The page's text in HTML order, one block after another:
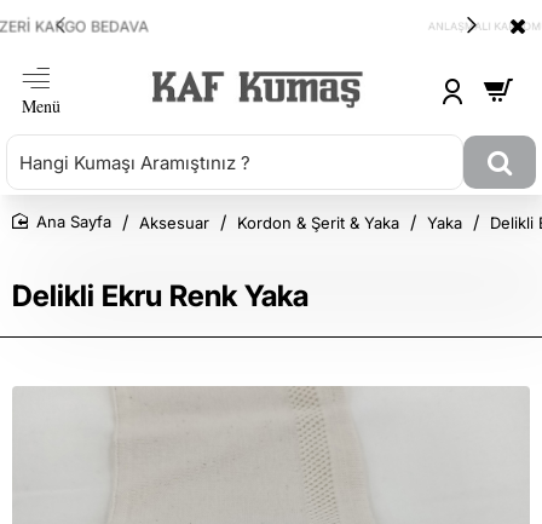
ANLAŞMALI KARGOMUZ HEPSİJET
Delikli Ekru Renk Yaka
Aksesuar Kordon & Şerit & Yaka Yaka Delikli